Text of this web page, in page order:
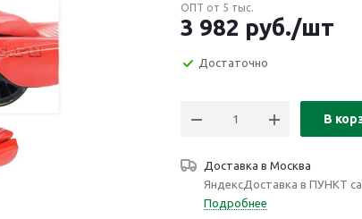
ОПТ от 5 тыс.
3 982 руб./шт
Достаточно
В
Доставка в Москва
ЯндексДоставка в ПУНКТ
Подробнее